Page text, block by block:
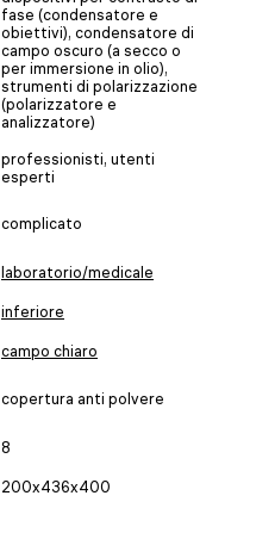
fase (condensatore e
obiettivi), condensatore di
campo oscuro (a secco o
per immersione in olio),
strumenti di polarizzazione
(polarizzatore e
analizzatore)
professionisti, utenti
esperti
complicato
laboratorio/medicale
inferiore
campo chiaro
copertura anti polvere
8
200x436x400